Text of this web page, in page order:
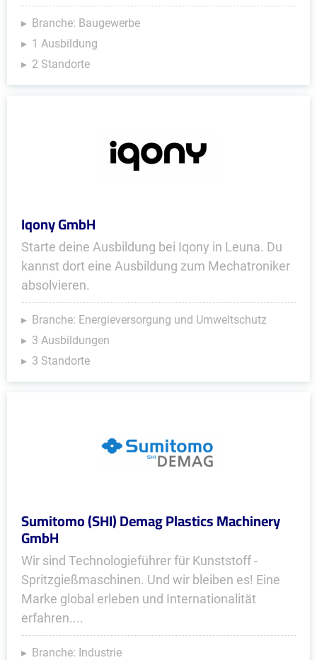
Branche: Baugewerbe
1 Ausbildung
2 Standorte
Iqony GmbH
Starte deine Ausbildung bei Iqony in Leuna. Du
kannst dort eine Ausbildung zum Mechatroniker
absolvieren.
Branche: Energieversorgung und Umweltschutz
3 Ausbildungen
3 Standorte
Sumitomo (SHI) Demag Plastics Machinery
GmbH
Wir sind Technologieführer für Kunststoff -
Spritzgießmaschinen. Und wir bleiben es! Eine
Marke global erleben und Internationalität
erfahren....
Branche: Industrie